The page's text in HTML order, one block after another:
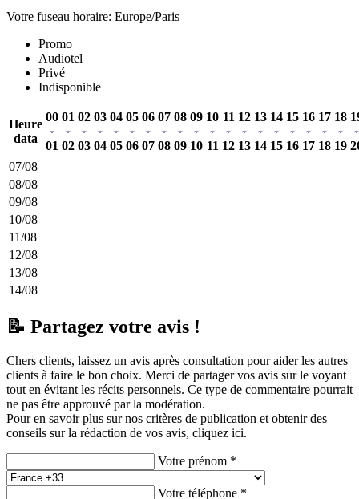
Votre fuseau horaire: Europe/Paris
Promo
Audiotel
Privé
Indisponible
Heure
data
00
01
01
02
02
03
03
04
04
05
05
06
06
07
07
08
08
09
09
10
10
11
11
12
12
13
13
14
14
15
15
16
16
17
17
18
18
19
07/08
08/08
09/08
10/08
11/08
12/08
13/08
14/08
📝 Partagez votre avis !
Chers clients, laissez un avis après consultation pour aider les autres
clients à faire le bon choix. Merci de partager vos avis sur le voyant
tout en évitant les récits personnels. Ce type de commentaire pourrait
ne pas être approuvé par la modération.
Pour en savoir plus sur nos critères de publication et obtenir des
conseils sur la rédaction de vos avis, cliquez ici.
Votre prénom *
Votre téléphone *